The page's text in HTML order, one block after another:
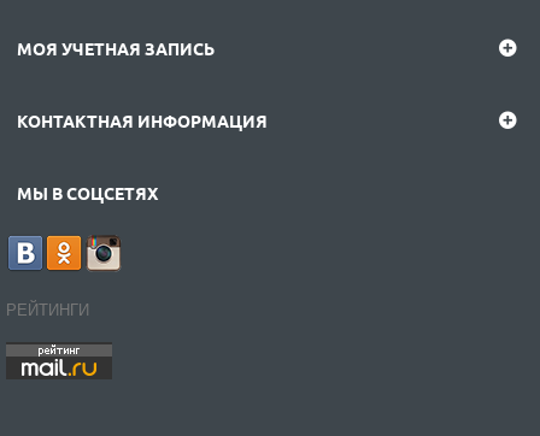
МОЯ УЧЕТНАЯ ЗАПИСЬ
КОНТАКТНАЯ ИНФОРМАЦИЯ
МЫ В СОЦСЕТЯХ
РЕЙТИНГИ